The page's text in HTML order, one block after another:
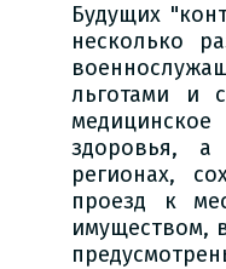
Будущих
несколько
льготами и
здоровья,
регионах,
проезд к
имуществом,